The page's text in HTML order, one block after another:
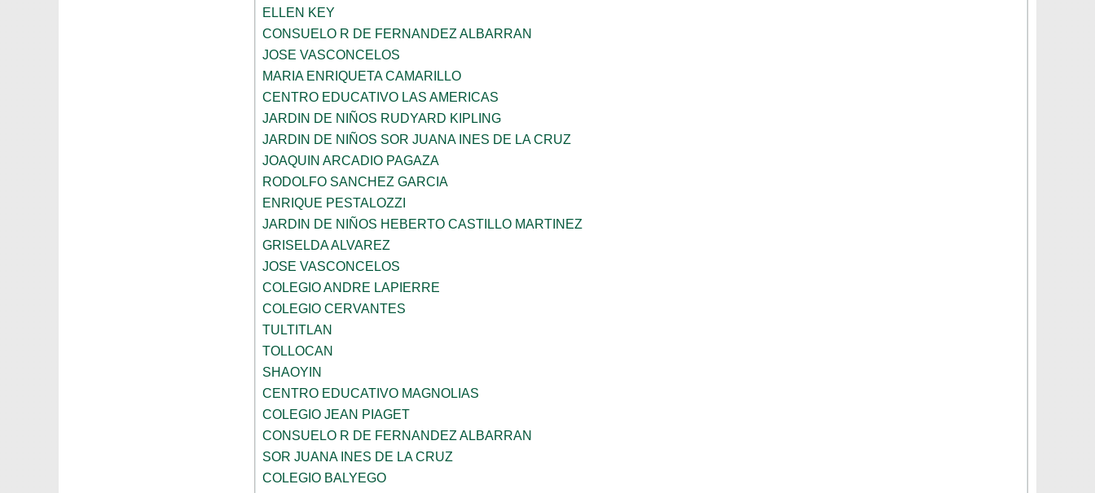
ELLEN KEY
CONSUELO R DE FERNANDEZ ALBARRAN
JOSE VASCONCELOS
MARIA ENRIQUETA CAMARILLO
CENTRO EDUCATIVO LAS AMERICAS
JARDIN DE NIÑOS RUDYARD KIPLING
JARDIN DE NIÑOS SOR JUANA INES DE LA CRUZ
JOAQUIN ARCADIO PAGAZA
RODOLFO SANCHEZ GARCIA
ENRIQUE PESTALOZZI
JARDIN DE NIÑOS HEBERTO CASTILLO MARTINEZ
GRISELDA ALVAREZ
JOSE VASCONCELOS
COLEGIO ANDRE LAPIERRE
COLEGIO CERVANTES
TULTITLAN
TOLLOCAN
SHAOYIN
CENTRO EDUCATIVO MAGNOLIAS
COLEGIO JEAN PIAGET
CONSUELO R DE FERNANDEZ ALBARRAN
SOR JUANA INES DE LA CRUZ
COLEGIO BALYEGO